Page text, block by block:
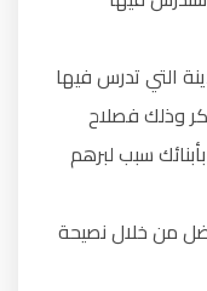
التي تدرس فيها
وذلك فصلاح
سبب لبرهم
من خلال نصيحة